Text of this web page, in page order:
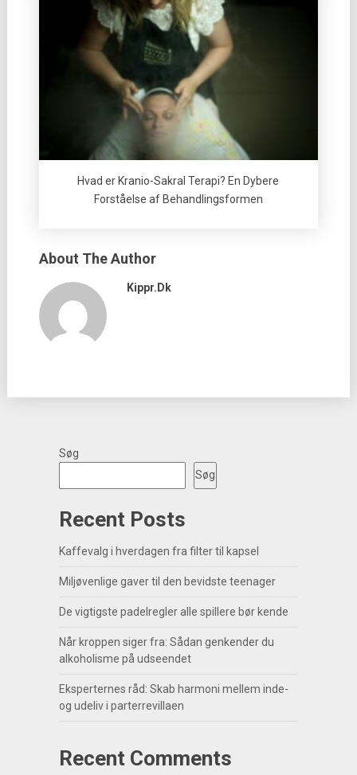
Hvad er Kranio-Sakral Terapi? En Dybere
Forståelse af Behandlingsformen
About The Author
Kippr.dk
Søg
Søg
Recent Posts
Kaffevalg i hverdagen fra filter til kapsel
Miljøvenlige gaver til den bevidste teenager
De vigtigste padelregler alle spillere bør kende
Når kroppen siger fra: Sådan genkender du
alkoholisme på udseendet
Eksperternes råd: Skab harmoni mellem inde-
og udeliv i parterrevillaen
Recent Comments